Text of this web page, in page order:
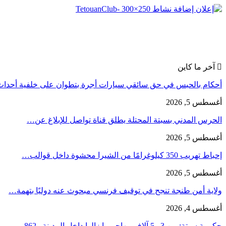
آخر ما كاين
أحكام بالحبس في حق سائقي سيارات أجرة بتطوان على خلفية
أغسطس 5, 2026
الحرس المدني بسبتة المحتلة يطلق قناة تواصل للإبلاغ عن…
أغسطس 5, 2026
إحباط تهريب 350 كيلوغرامًا من الشيرا محشوة داخل قوالب…
أغسطس 5, 2026
ولاية أمن طنجة تنجح في توقيف فرنسي مبحوث عنه دوليًا بتهمة…
أغسطس 4, 2026